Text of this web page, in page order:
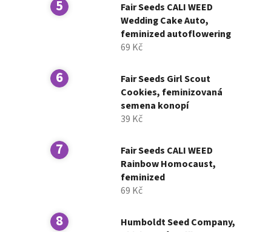
Fair Seeds CALI WEED
Wedding Cake Auto,
feminized autoflowering
69 Kč
Fair Seeds Girl Scout
Cookies, feminizovaná
semena konopí
39 Kč
Fair Seeds CALI WEED
Rainbow Homocaust,
feminized
69 Kč
Humboldt Seed Company,